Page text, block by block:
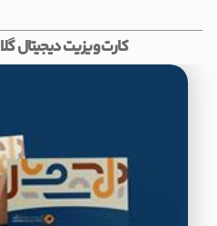
کارت ویزیت دیجیتال